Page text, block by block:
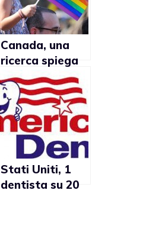
Canada, una
ricerca spiega
come i bambini
possono
diventare
razzisti
Stati Uniti, 1
dentista su 20